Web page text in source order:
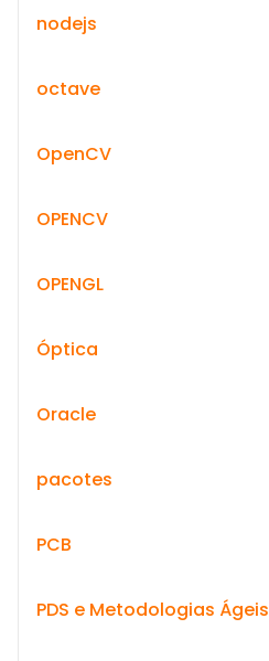
nodejs
octave
OpenCV
OPENCV
OPENGL
Óptica
Oracle
pacotes
PCB
PDS e Metodologias Ágeis